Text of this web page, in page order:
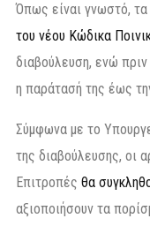
Όπως είναι γνωστό, τα
του νέου Κώδικα
διαβούλευση, ενώ
η παράτασή της έως
Σύμφωνα με το
της διαβούλευσης, οι
Επιτροπές θα
αξιοποιήσουν τα